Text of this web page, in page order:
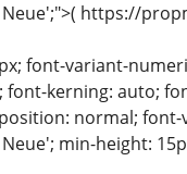
https://
font-variant-
font-kerning: auto;
normal;
min-height: